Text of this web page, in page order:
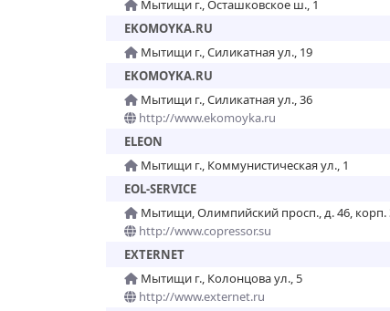
Мытищи г., Осташковское ш., 1
EKOMOYKA.RU
Мытищи г., Силикатная ул., 19
EKOMOYKA.RU
Мытищи г., Силикатная ул., 36
http://www.ekomoyka.ru
ELEON
Мытищи г., Коммунистическая ул., 1
EOL-SERVICE
Мытищи, Олимпийский просп., д. 46, корп.
http://www.copressor.su
EXTERNET
Мытищи г., Колонцова ул., 5
http://www.externet.ru